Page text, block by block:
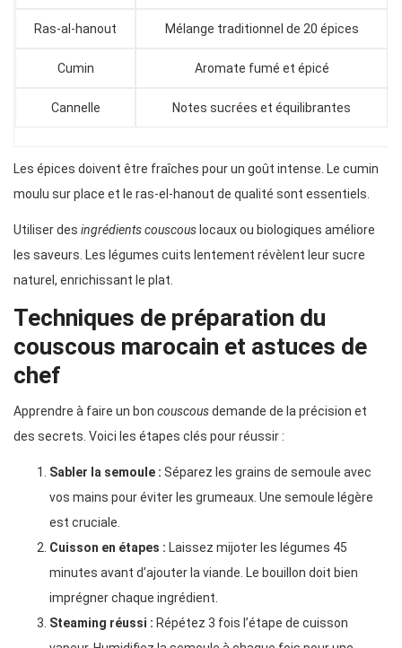
Ras-al-hanout Mélange traditionnel de 20 épices
Cumin Aromate fumé et épicé
Cannelle Notes sucrées et équilibrantes
Les épices doivent être fraîches pour un goût intense. Le cumin
moulu sur place et le ras-el-hanout de qualité sont essentiels.
Utiliser des ingrédients couscous locaux ou biologiques améliore
les saveurs. Les légumes cuits lentement révèlent leur sucre
naturel, enrichissant le plat.
Techniques de préparation du
couscous marocain et astuces de
chef
Apprendre à faire un bon couscousdemande de la précision et
des secrets. Voici les étapes clés pour réussir :
Sabler la semoule : Séparez les grains de semoule avec
vos mains pour éviter les grumeaux. Une semoule légère
est cruciale.
Cuisson en étapes : Laissez mijoter les légumes 45
minutes avant d’ajouter la viande. Le bouillon doit bien
imprégner chaque ingrédient.
Steaming réussi : Répétez 3 fois l’étape de cuisson